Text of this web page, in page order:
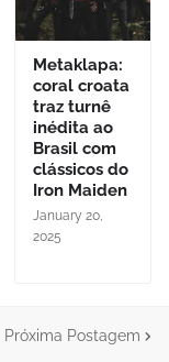
Metaklapa:
coral croata
traz turnê
inédita ao
Brasil com
clássicos do
Iron Maiden
January 20,
2025
Próxima Postagem